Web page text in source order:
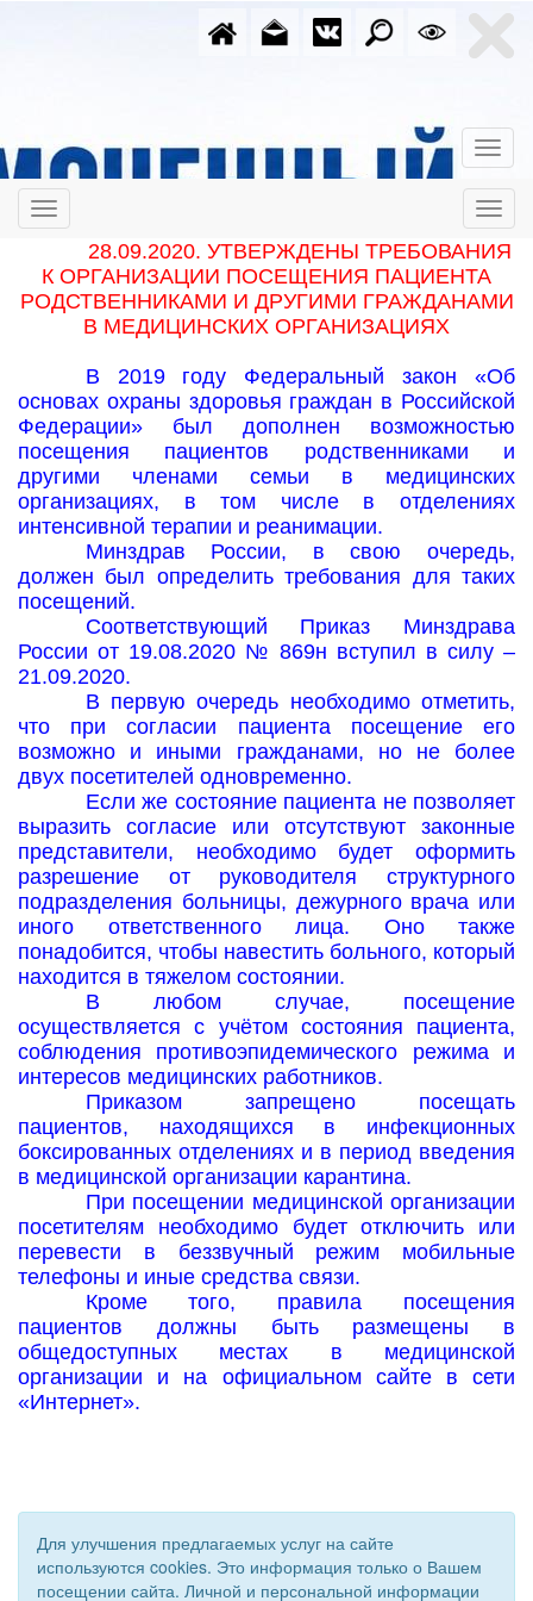
28.09.2020. УТВЕРЖДЕНЫ ТРЕБОВАНИЯ
К ОРГАНИЗАЦИИ ПОСЕЩЕНИЯ ПАЦИЕНТА
РОДСТВЕННИКАМИ И ДРУГИМИ ГРАЖДАНАМИ
В МЕДИЦИНСКИХ ОРГАНИЗАЦИЯХ
В 2019 году Федеральный закон «Об
основах охраны здоровья граждан в Российской
Федерации» был дополнен возможностью
посещения пациентов родственниками и
другими членами семьи в медицинских
организациях, в том числе в отделениях
интенсивной терапии и реанимации.
Минздрав России, в свою очередь,
должен был определить требования для таких
посещений.
Соответствующий Приказ Минздрава
России от 19.08.2020 № 869н вступил в силу –
21.09.2020.
В первую очередь необходимо отметить,
что при согласии пациента посещение его
возможно и иными гражданами, но не более
двух посетителей одновременно.
Если же состояние пациента не позволяет
выразить согласие или отсутствуют законные
представители, необходимо будет оформить
разрешение от руководителя структурного
подразделения больницы, дежурного врача или
иного ответственного лица. Оно также
понадобится, чтобы навестить больного, который
находится в тяжелом состоянии.
В любом случае, посещение
осуществляется с учётом состояния пациента,
соблюдения противоэпидемического режима и
интересов медицинских работников.
Приказом запрещено посещать
пациентов, находящихся в инфекционных
боксированных отделениях и в период введения
в медицинской организации карантина.
При посещении медицинской организации
посетителям необходимо будет отключить или
перевести в беззвучный режим мобильные
телефоны и иные средства связи.
Кроме того, правила посещения
пациентов должны быть размещены в
общедоступных местах в медицинской
организации и на официальном сайте в сети
«Интернет».
Для улучшения предлагаемых услуг на сайте
используются cookies. Это информация только о Вашем
посещении сайта. Личной и персональной информации